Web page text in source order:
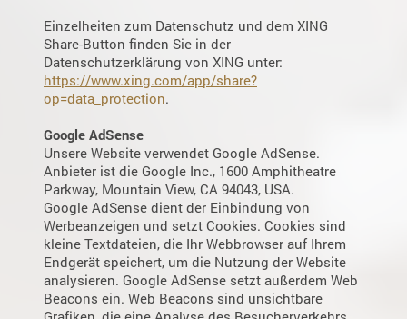
Einzelheiten zum Datenschutz und dem XING
Share-Button finden Sie in der
Datenschutzerklärung von XING unter:
https://www.xing.com/app/share?
op=data_protection.
Google AdSense
Unsere Website verwendet Google AdSense.
Anbieter ist die Google Inc., 1600 Amphitheatre
Parkway, Mountain View, CA 94043, USA.
Google AdSense dient der Einbindung von
Werbeanzeigen und setzt Cookies. Cookies sind
kleine Textdateien, die Ihr Webbrowser auf Ihrem
Endgerät speichert, um die Nutzung der Website
analysieren. Google AdSense setzt außerdem Web
Beacons ein. Web Beacons sind unsichtbare